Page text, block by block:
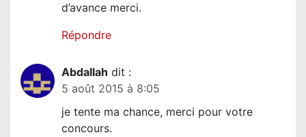
d’avance merci.
Répondre
Abdallah dit :
5 août 2015 à 8:05
je tente ma chance, merci pour votre
concours.